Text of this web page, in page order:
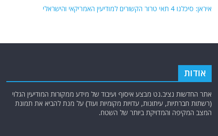
איראן: סיכלנו 4 תאי טרור הקשורים למודיעין האמריקאי והישראלי
אודות
אתר החדשות נציב.נט מבצע איסוף ועיבוד של מידע ממקורות המודיעין הגלוי
(רשתות חברתיות, עיתונות, עדויות מקומיות ועוד) על מנת להביא את תמונת
המצב המקיפה והמדויקת ביותר של השטח.